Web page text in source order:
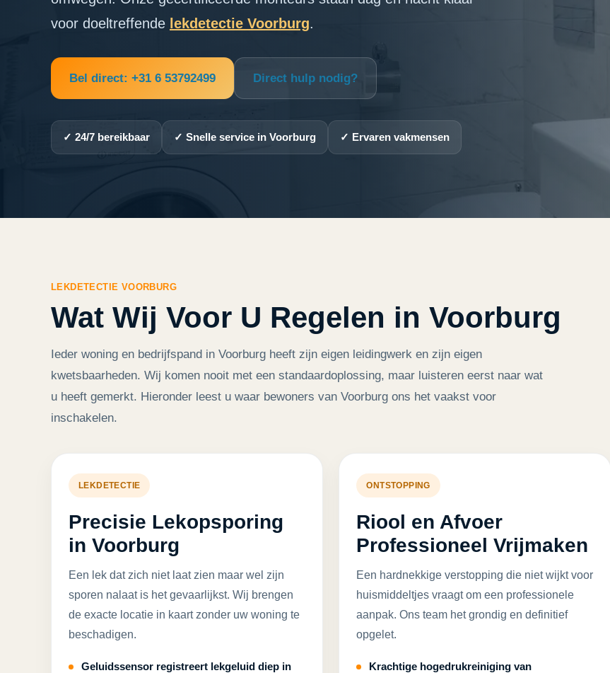
voor doeltreffende lekdetectie Voorburg.
Bel direct: +31 6 53792499 Direct hulp nodig?
✓ 24/7 bereikbaar ✓ Snelle service in Voorburg ✓ Ervaren vakmensen
LEKDETECTIE VOORBURG
Wat Wij Voor U Regelen in Voorburg
Ieder woning en bedrijfspand in Voorburg heeft zijn eigen leidingwerk en zijn eigen
kwetsbaarheden. Wij komen nooit met een standaardoplossing, maar luisteren eerst naar wat
u heeft gemerkt. Hieronder leest u waar bewoners van Voorburg ons het vaakst voor
inschakelen.
LEKDETECTIE
Precisie Lekopsporing
in Voorburg
Een lek dat zich niet laat zien maar wel zijn
sporen nalaat is het gevaarlijkst. Wij brengen
de exacte locatie in kaart zonder uw woning te
beschadigen.
Geluidssensor registreert lekgeluid diep in
ONTSTOPPING
Riool en Afvoer
Professioneel Vrijmaken
Een hardnekkige verstopping die niet wijkt voor
huismiddeltjes vraagt om een professionele
aanpak. Ons team het grondig en definitief
opgelet.
Krachtige hogedrukreiniging van